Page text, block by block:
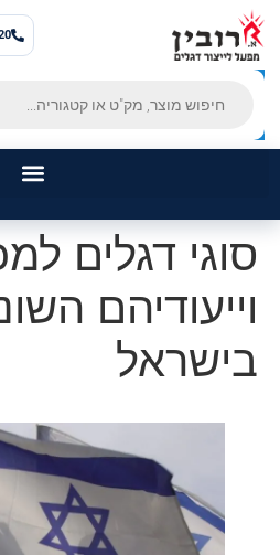
לתוכן
ראשי
דגלים
צור קשר
סוגי דגלים
וייעודיהם
בישראל